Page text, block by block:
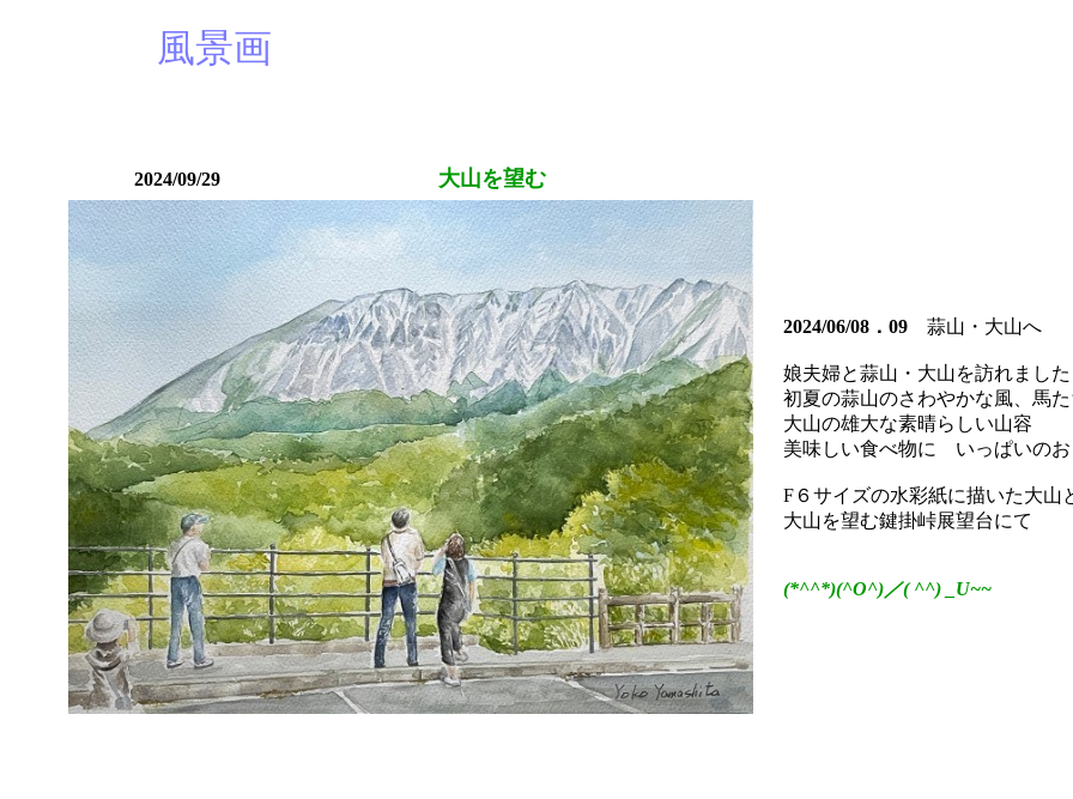
風景画
2024/09/29 大山を望む
2024/06/08．09 蒜山・大山へ
娘夫婦と蒜山・大山を訪れました
初夏の蒜山のさわやかな風、馬
大山の雄大な素晴らしい山容
美味しい食べ物に いっぱいの
F６サイズの水彩紙に描いた大山
大山を望む鍵掛峠展望台にて
(*^^*)(^O^)／( ^^) _U~~